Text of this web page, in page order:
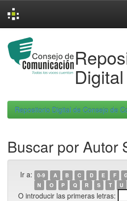
navigation
Digital
Repositorio Digital de Consejo de
Buscar por Autor
Ir a: 0-9 A B C D E F
N
O P Q R S T U
O introducir las primeras letras: